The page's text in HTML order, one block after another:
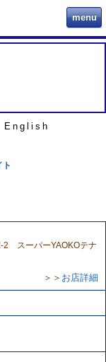
menu
English
ト
2 スーパーYAOKOテナ
＞＞ お店詳細